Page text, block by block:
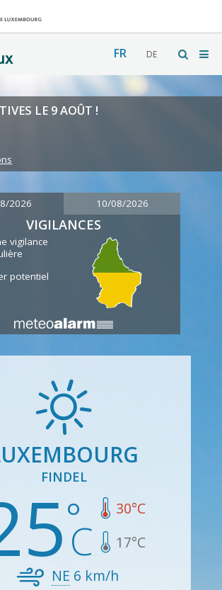
FR DE
LE 9 AOÛT !
2026 10/08/2026
VIGILANCES
vigilance
potentiel
FINDEL
30°C
17°C
NE 6 km/h